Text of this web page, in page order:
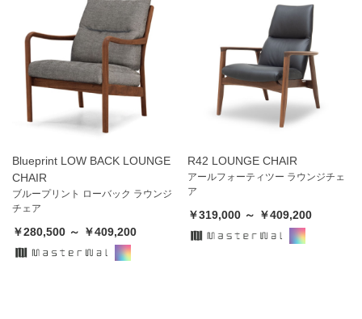
Blueprint LOW BACK LOUNGE
CHAIR
ブループリント ローバック ラウンジ
チェア
￥280,500 ～ ￥409,200
R42 LOUNGE CHAIR
アールフォーティツー ラウンジチェ
ア
￥319,000 ～ ￥409,200